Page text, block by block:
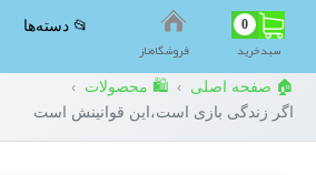
0
سبد‌خرید فروشگاه‌ناز
📂 دسته‌ها
🏠 صفحه اصلی › 🛍️ محصولات ›
اگر زندگی بازی است،این قوانینش است